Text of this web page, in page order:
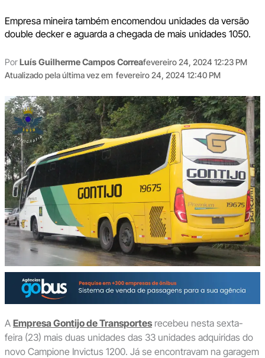
Empresa mineira também encomendou unidades da versão
double decker e aguarda a chegada de mais unidades 1050.
PorLuís Guilherme Campos Correafevereiro 24, 2024 12:23 PM
Atualizado pela última vez em fevereiro 24, 2024 12:40 PM
A Empresa Gontijo de Transportesrecebeu nesta sexta-
feira (23) mais duas unidades das 33 unidades adquiridas do
novo Campione Invictus 1200. Já se encontravam na garagem